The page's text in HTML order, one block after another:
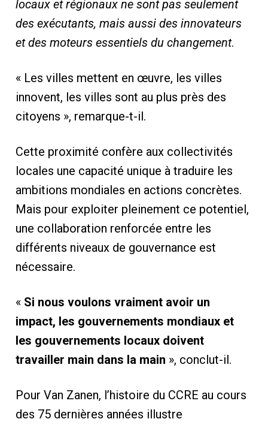
locaux et régionaux ne sont pas seulement
des exécutants, mais aussi des innovateurs
et des moteurs essentiels du changement.
« Les villes mettent en œuvre, les villes
innovent, les villes sont au plus près des
citoyens », remarque-t-il.
Cette proximité confère aux collectivités
locales une capacité unique à traduire les
ambitions mondiales en actions concrètes.
Mais pour exploiter pleinement ce potentiel,
une collaboration renforcée entre les
différents niveaux de gouvernance est
nécessaire.
« Si nous voulons vraiment avoir un
impact, les gouvernements mondiaux et
les gouvernements locaux doivent
travailler main dans la main », conclut-il.
Pour Van Zanen, l’histoire du CCRE au cours
des 75 dernières années illustre